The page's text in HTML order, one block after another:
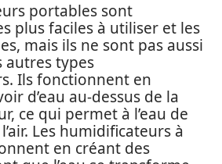
portables sont
plus faciles à utiliser et les
mais ils ne sont pas aussi
autres types
Ils fonctionnent en
d’eau au-dessus de la
ce qui permet à l’eau de
Les humidificateurs à
en créant des